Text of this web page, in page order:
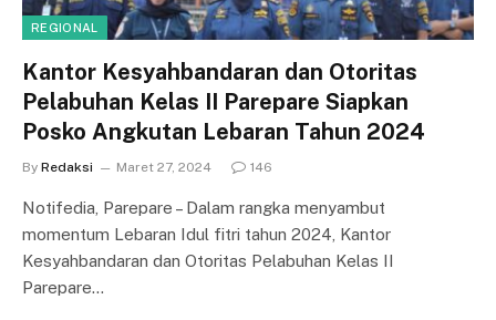
REGIONAL
Kantor Kesyahbandaran dan Otoritas
Pelabuhan Kelas II Parepare Siapkan
Posko Angkutan Lebaran Tahun 2024
By Redaksi Maret 27, 2024 146
Notifedia, Parepare – Dalam rangka menyambut
momentum Lebaran Idul fitri tahun 2024, Kantor
Kesyahbandaran dan Otoritas Pelabuhan Kelas II
Parepare…